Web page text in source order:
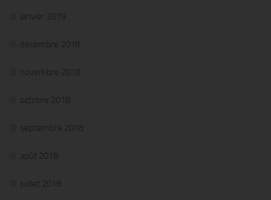
janvier 2019
décembre 2018
novembre 2018
octobre 2018
septembre 2018
août 2018
juillet 2018